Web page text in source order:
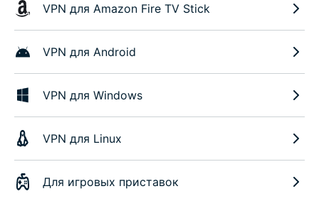
VPN для Amazon Fire TV Stick
VPN для Android
VPN для Windows
VPN для Linux
Для игровых приставок